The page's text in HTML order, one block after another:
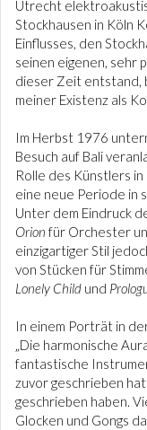
Utrecht
Stockhausen in Köln
Einflusses, den
seinen eigenen, sehr
dieser Zeit entstand,
meiner Existenz als
Im Herbst 1976
Besuch auf Bali
Rolle des Künstlers
eine neue Periode in
Unter dem Eindruck
Orion für Orchester
einzigartiger Stil
von Stücken für
Lonely Child und
In einem Porträt in
„Die harmonische
fantastische
zuvor geschrieben
geschrieben haben.
Glocken und Gongs